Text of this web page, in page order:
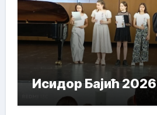
Исидор Бајић 2026